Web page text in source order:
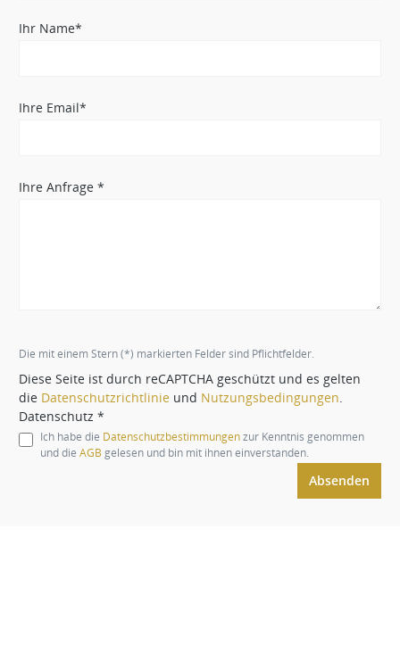
Ihr Name*
Ihre Email*
Ihre Anfrage *
Die mit einem Stern (*) markierten Felder sind Pflichtfelder.
Diese Seite ist durch reCAPTCHA geschützt und es gelten
die Datenschutzrichtlinie und Nutzungsbedingungen.
Datenschutz *
Ich habe die Datenschutzbestimmungenzur Kenntnis genommen
und die AGB gelesen und bin mit ihnen einverstanden.
Absenden